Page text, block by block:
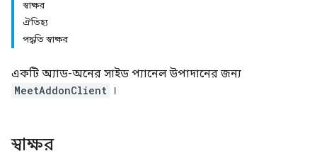
স্বাক্ষর
ঐতিহ্য
পদ্ধতি স্বাক্ষর
একটি অ্যাড-অনের সাইড প্যানেল উপাদানের জন্য
MeetAddonClient ।
স্বাক্ষর